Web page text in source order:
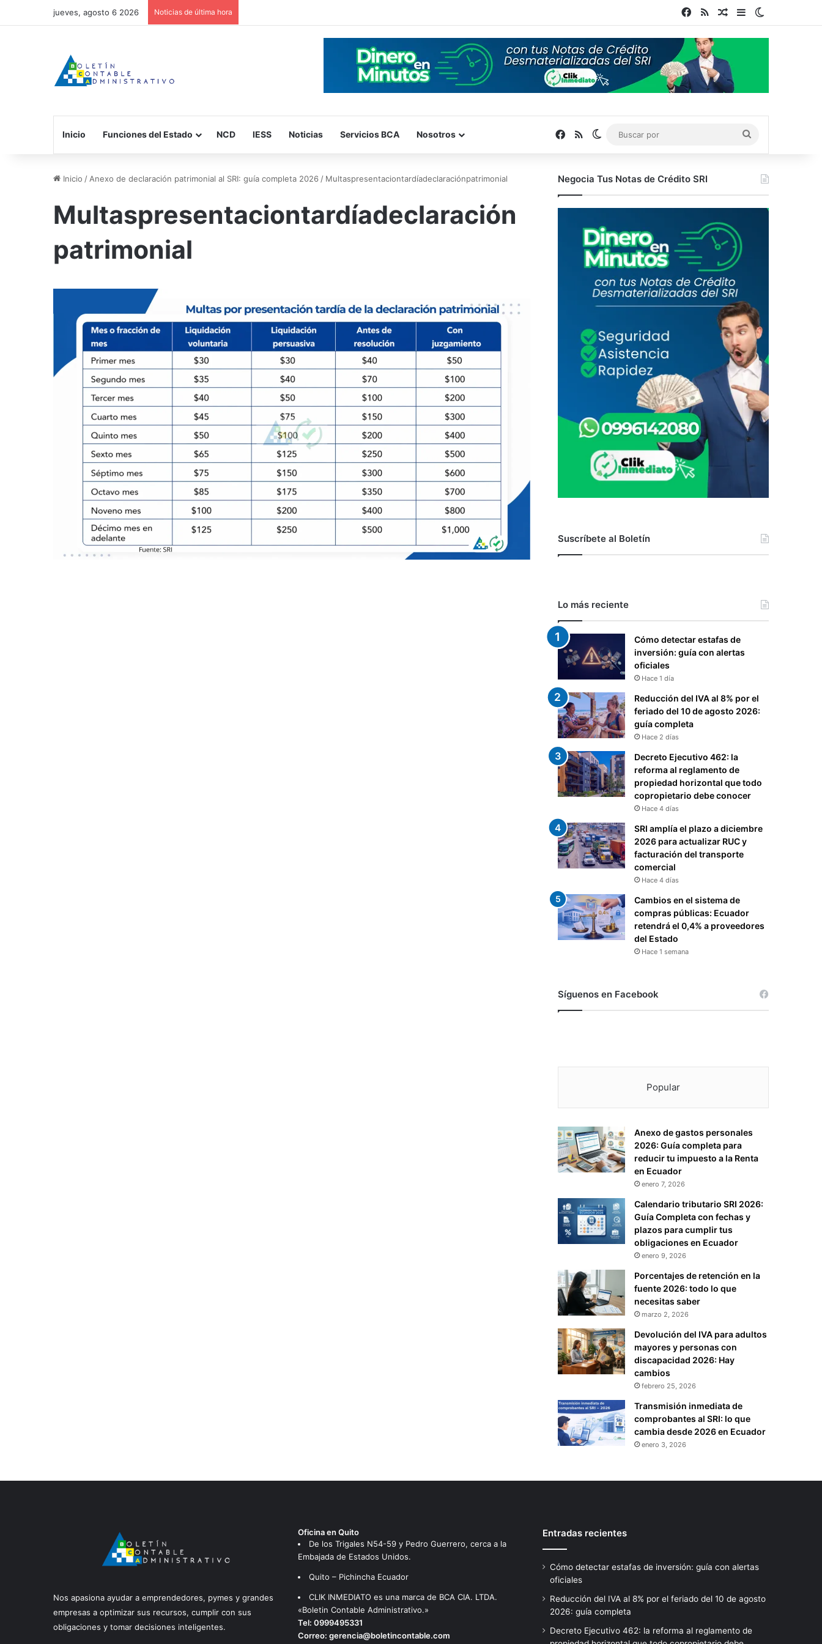
jueves, agosto 6 2026 Noticias de última hora Facebook
RSS Publicación al azar
Barra lateral
Inicio Funciones del Estado NCD IESS Noticias Servicios BCA Nosotros Facebook
RSS Switch skin
por
Inicio / Anexo de declaración patrimonial al SRI: guía completa 2026 / Multaspresentaciontardíadeclaraciónpatrimonial
Multaspresentaciontardíadeclaración
patrimonial
Negocia Tus Notas de Crédito SRI
Suscríbete al Boletín
Lo más reciente
Cómo detectar estafas de
inversión: guía con alertas
oficiales
Hace 1 día
Reducción del IVA al 8% por el
feriado del 10 de agosto 2026:
guía completa
Hace 2 días
Decreto Ejecutivo 462: la
reforma al reglamento de
propiedad horizontal que todo
copropietario debe conocer
Hace 4 días
SRI amplía el plazo a diciembre
2026 para actualizar RUC y
facturación del transporte
comercial
Hace 4 días
Cambios en el sistema de
compras públicas: Ecuador
retendrá el 0,4% a proveedores
del Estado
Hace 1 semana
Síguenos en Facebook
Popular
Anexo de gastos personales
2026: Guía completa para
reducir tu impuesto a la Renta
en Ecuador
enero 7, 2026
Calendario tributario SRI 2026:
Guía Completa con fechas y
plazos para cumplir tus
obligaciones en Ecuador
enero 9, 2026
Porcentajes de retención en la
fuente 2026: todo lo que
necesitas saber
marzo 2, 2026
Devolución del IVA para adultos
mayores y personas con
discapacidad 2026: Hay
cambios
febrero 25, 2026
Transmisión inmediata de
comprobantes al SRI: lo que
cambia desde 2026 en Ecuador
enero 3, 2026
Nos apasiona ayudar a emprendedores, pymes y grandes
empresas a optimizar sus recursos, cumplir con sus
obligaciones y tomar decisiones inteligentes.
Oficina en Quito
De los Trigales N54-59 y Pedro Guerrero, cerca a la
Embajada de Estados Unidos.
Quito – Pichincha Ecuador
CLIK INMEDIATO es una marca de BCA CIA. LTDA.
«Boletin Contable Administrativo.»
Tel: 0999495331
Correo: gerencia@boletincontable.com
Entradas recientes
Cómo detectar estafas de inversión: guía con alertas
oficiales
Reducción del IVA al 8% por el feriado del 10 de agosto
2026: guía completa
Decreto Ejecutivo 462: la reforma al reglamento de